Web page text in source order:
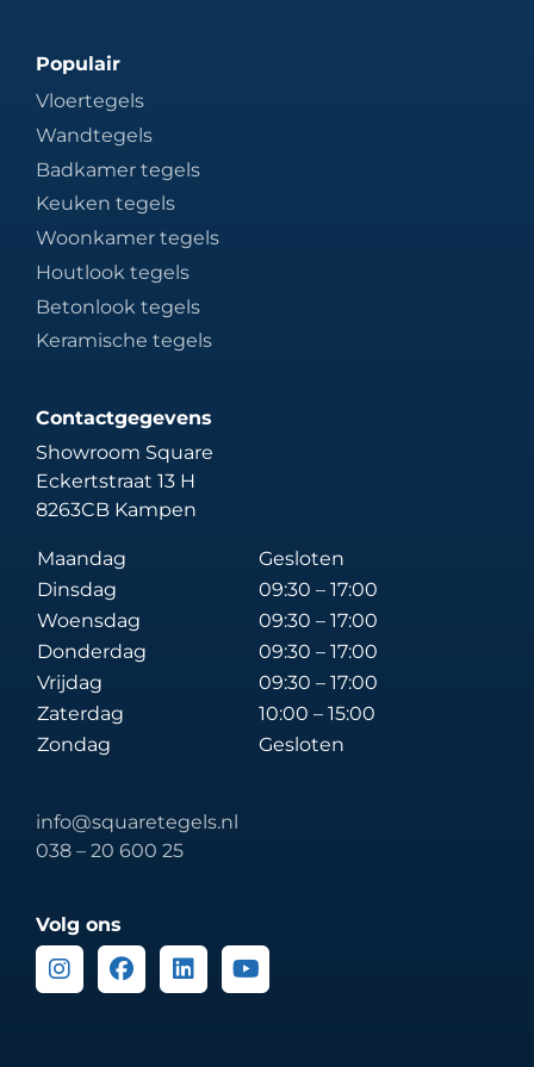
Populair
Vloertegels
Wandtegels
Badkamer tegels
Keuken tegels
Woonkamer tegels
Houtlook tegels
Betonlook tegels
Keramische tegels
Contactgegevens
Showroom Square
Eckertstraat 13 H
8263CB Kampen
Maandag
Gesloten
Dinsdag
09:30 – 17:00
Woensdag
09:30 – 17:00
Donderdag
09:30 – 17:00
Vrijdag
09:30 – 17:00
Zaterdag
10:00 – 15:00
Zondag
Gesloten
info@squaretegels.nl
038 – 20 600 25
Volg ons
InstagramFacebook
LinkedinYoutube